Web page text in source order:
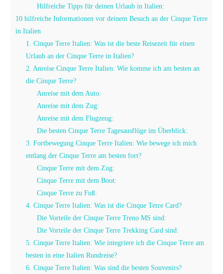
Hilfreiche Tipps für deinen Urlaub in Italien:
10 hilfreiche Informationen vor deinem Besuch an der Cinque Terre
in Italien
1. Cinque Terre Italien: Was ist die beste Reisezeit für einen
Urlaub an der Cinque Terre in Italien?
2. Anreise Cinque Terre Italien: Wie komme ich am besten an
die Cinque Terre?
Anreise mit dem Auto:
Anreise mit dem Zug:
Anreise mit dem Flugzeug:
Die besten Cinque Terre Tagesausflüge im Überblick:
3. Fortbewegung Cinque Terre Italien: Wie bewege ich mich
entlang der Cinque Terre am besten fort?
Cinque Terre mit dem Zug:
Cinque Terre mit dem Boot:
Cinque Terre zu Fuß:
4. Cinque Terre Italien: Was ist die Cinque Terre Card?
Die Vorteile der Cinque Terre Treno MS sind:
Die Vorteile der Cinque Terre Trekking Card sind:
5. Cinque Terre Italien: Wie integriere ich die Cinque Terre am
besten in eine Italien Rundreise?
6. Cinque Terre Italien: Was sind die besten Souvenirs?